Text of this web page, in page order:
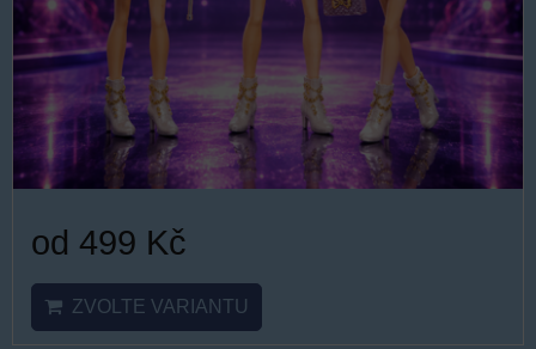
od 499 Kč
ZVOLTE VARIANTU